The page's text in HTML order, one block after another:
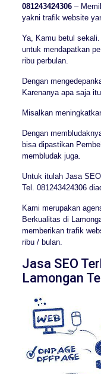
081243424306–
yakni trafik website
Ya, Kamu betul
untuk mendapatkan
ribu perbulan.
Dengan
Karenanya apa saja
Misalkan
Dengan
bisa dipastikan
membludak juga.
Untuk itulah Jasa
Tel. 081243424306
Kami merupakan
Berkualitas di
memberikan trafik
ribu / bulan.
Jasa SEO
Lamongan